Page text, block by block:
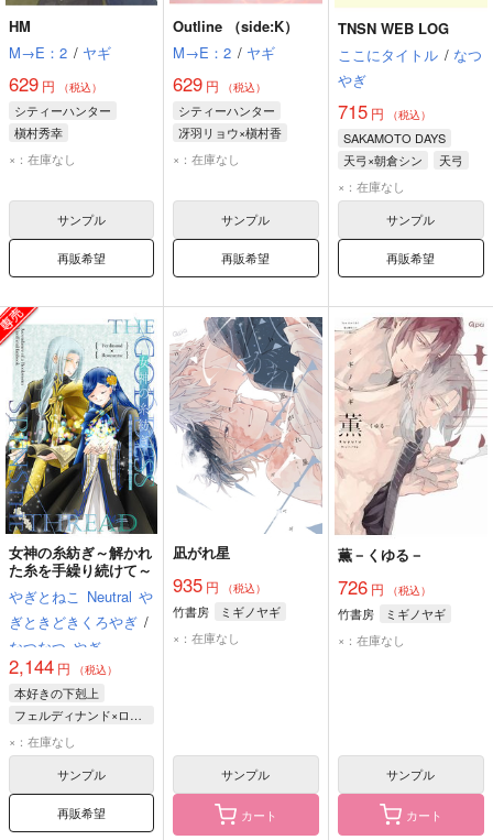
HM
M→E：2 / ヤギ
629 円 （税込）
シティーハンター
槇村秀幸
×：在庫なし
サンプル
再販希望
Outline （side:K）
M→E：2 / ヤギ
629 円 （税込）
シティーハンター
冴羽リョウ×槇村香
冴羽リョウ
×：在庫なし
サンプル
再販希望
TNSN WEB LOG
ここにタイトル / なつ
やぎ
715円 （税込）
SAKAMOTO DAYS
天弓×朝倉シン
天弓
朝倉シン
×：在庫なし
サンプル
再販希望
女神の糸紡ぎ～解かれ
た糸を手繰り続けて～
やぎとねこ Neutral や
ぎときどきくろやぎ /
なつなつ やぎ
2,144 円 （税込）
本好きの下剋上
フェルディナンド×ローゼマイン
フェルディナンド
ローゼマイン
×：在庫なし
サンプル
再販希望
凪がれ星
935 円 （税込）
竹書房
ミギノヤギ
×：在庫なし
サンプル
カート
薫－くゆる－
726円 （税込）
竹書房
ミギノヤギ
×：在庫なし
サンプル
カート